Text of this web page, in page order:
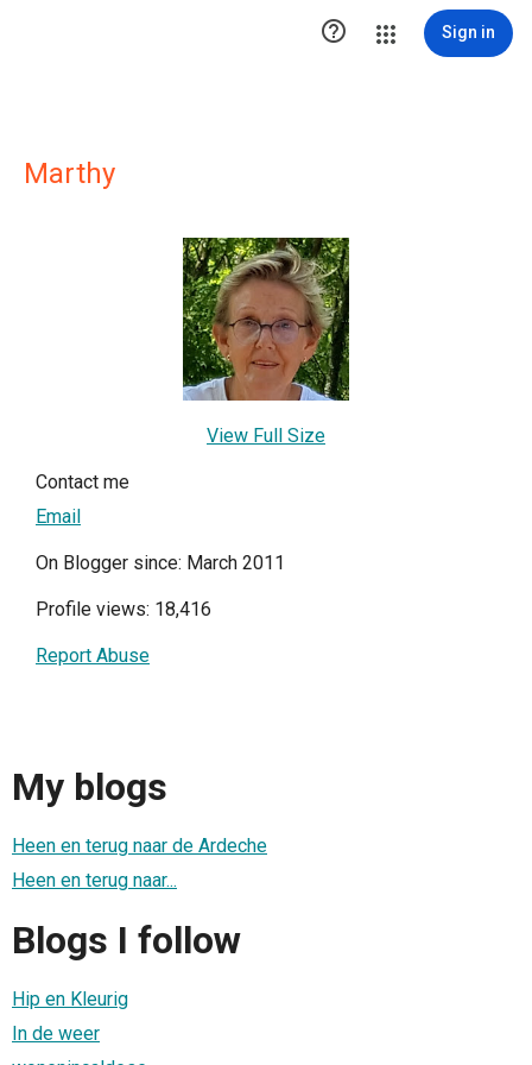
 Sign in
Marthy
View Full Size
Contact me
Email
On Blogger since: March 2011
Profile views: 18,416
Report Abuse
My blogs
Heen en terug naar de Ardeche
Heen en terug naar...
Blogs I follow
Hip en Kleurig
In de weer